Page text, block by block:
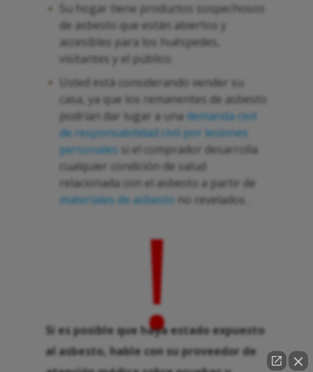
Su hogar tiene productos sospechosos
de asbesto que están abiertos y
accesibles para los huéspedes,
visitantes y el público.
Usted está considerando vender su
casa, ya que los remanentes de asbesto
podrían dar lugar a una demanda civil
de responsabilidad civil por lesiones
personales si el comprador desarrolla
cualquier condición de salud
relacionada con el asbesto a partir de
materiales de asbesto no revelados .
!
Si es posible que haya estado expuesto
al asbesto, hable con su proveedor de